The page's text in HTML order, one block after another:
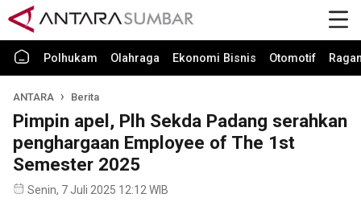
Polhukam Olahraga Ekonomi Bisnis Otomotif
ANTARA Berita
Pimpin apel, Plh Sekda Padang serahkan
penghargaan Employee of The 1st
Semester 2025
Senin, 7 Juli 2025 12:12 WIB